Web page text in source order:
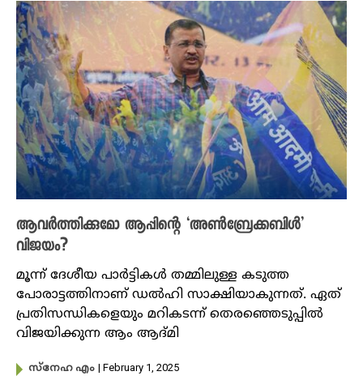
ആവർത്തിക്കുമോ ആപ്പിന്റെ ‘അൺബ്രേക്കബിൾ’
വിജയം?
മൂന്ന് ദേശീയ പാർട്ടികൾ തമ്മിലുള്ള കടുത്ത
പോരാട്ടത്തിനാണ് ഡൽഹി സാക്ഷിയാകുന്നത്. ഏത്
പ്രതിസന്ധികളെയും മറികടന്ന് തെരഞ്ഞെടുപ്പിൽ
വിജയിക്കുന്ന ആം ആദ്മി
സ്നേഹ എം | February 1, 2025